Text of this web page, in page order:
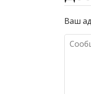
Ваш